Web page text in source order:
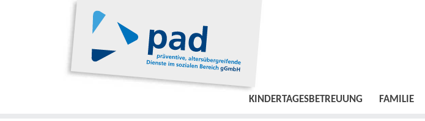
KINDERTAGESBETREUUNG FAMILIE